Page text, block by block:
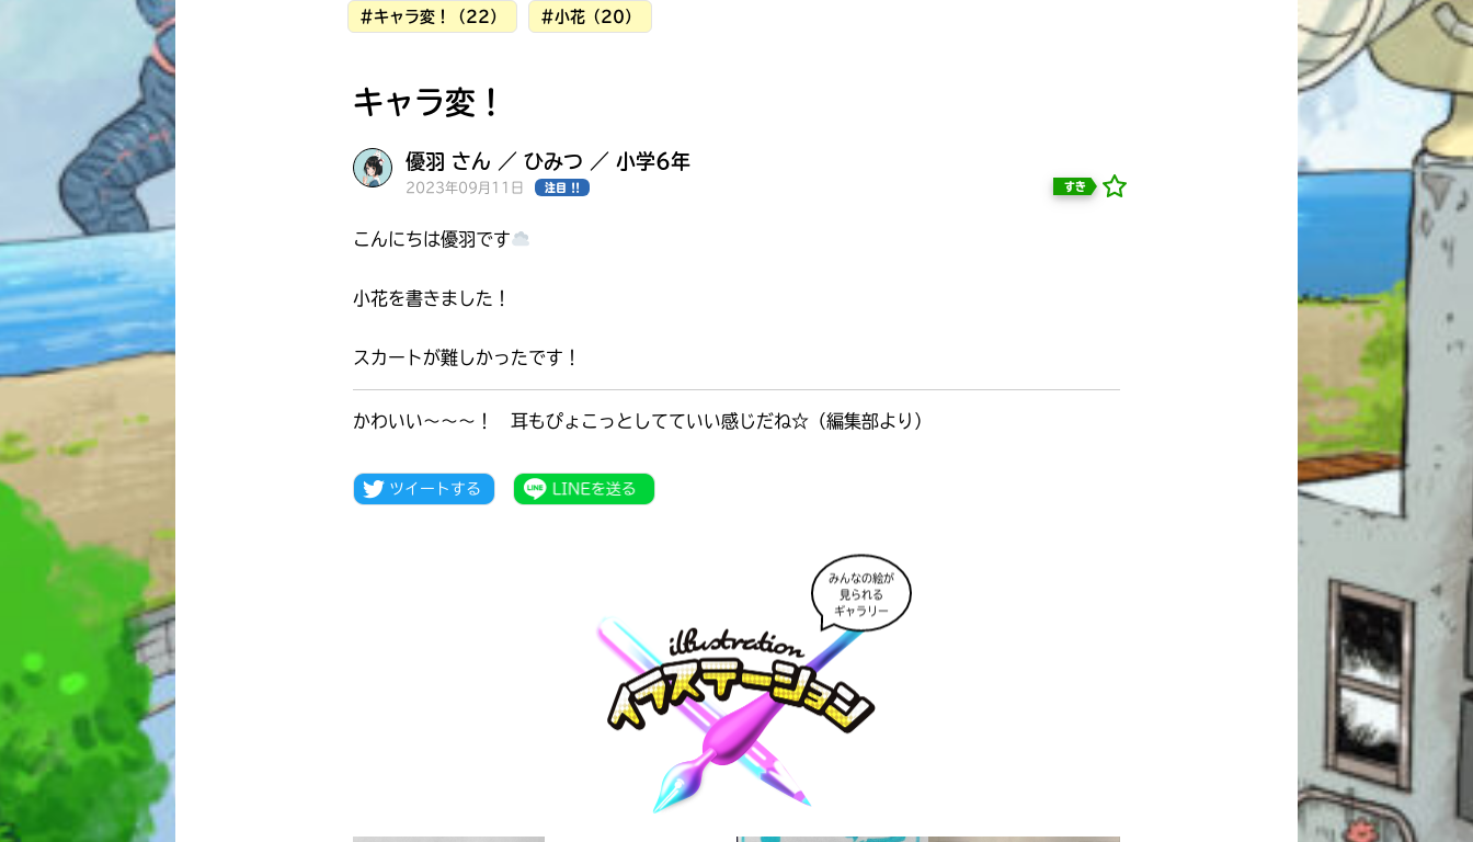
みんなからのお手紙が
キャラ変！
#キャラ変！（22） #小花（20）
優羽 さん ／ ひみつ ／ 小学6年
2023年09月11日 注目 !! すき
こんにちは優羽です
小花を書きました！
スカートが難しかったです！
かわいい～～～！ 耳もぴょこっとしてていい感じだね☆（編集部より）
みんなの絵が
見られる
ギャラリー